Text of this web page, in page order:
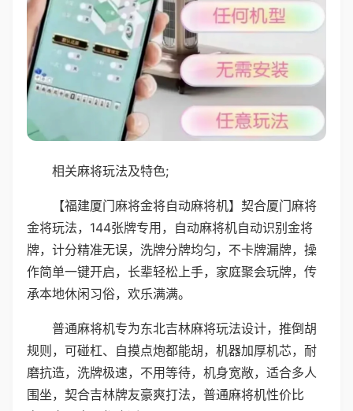
相关麻将玩法及特色;
【福建厦门麻将金将自动麻将机】契合厦门麻将
金将玩法，144张牌专用，自动麻将机自动识别金将
牌，计分精准无误，洗牌分牌均匀，不卡牌漏牌，操
作简单一键开启，长辈轻松上手，家庭聚会玩牌，传
承本地休闲习俗，欢乐满满。
普通麻将机专为东北吉林麻将玩法设计，推倒胡
规则，可碰杠、自摸点炮都能胡，机器加厚机芯，耐
磨抗造，洗牌极速，不用等待，机身宽敞，适合多人
围坐，契合吉林牌友豪爽打法，普通麻将机性价比